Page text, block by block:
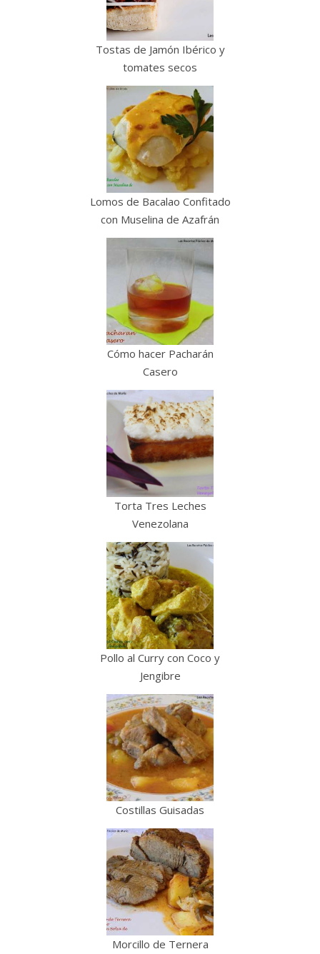
Tostas de Jamón Ibérico y
tomates secos
Lomos de Bacalao Confitado
con Muselina de Azafrán
Cómo hacer Pacharán
Casero
Torta Tres Leches
Venezolana
Pollo al Curry con Coco y
Jengibre
Costillas Guisadas
Morcillo de Ternera